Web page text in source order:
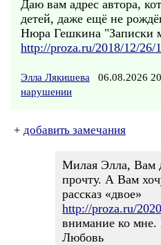
Даю вам адрес автора,
детей, даже ещё не
Нюра Гешкина "Записки
http://proza.ru/2018/12/26/
Элла Лякишева 06.08.2026
нарушении
+ добавить замечания
Милая Элла, Вам
прочту. А Вам
рассказ «двое»
http://proza.ru/
внимание ко мне.
Любовь